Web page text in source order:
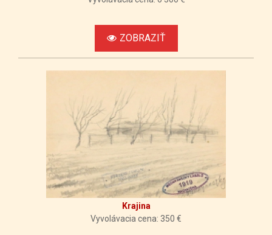
ZOBRAZIŤ
Krajina
Vyvolávacia cena: 350 €